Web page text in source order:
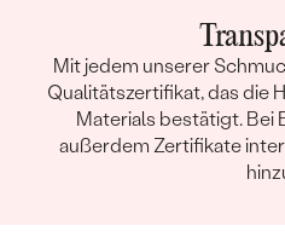
Mit jedem unserer
Qualitätszertifikat, das die
Materials bestätigt. Bei
außerdem Zertifikate